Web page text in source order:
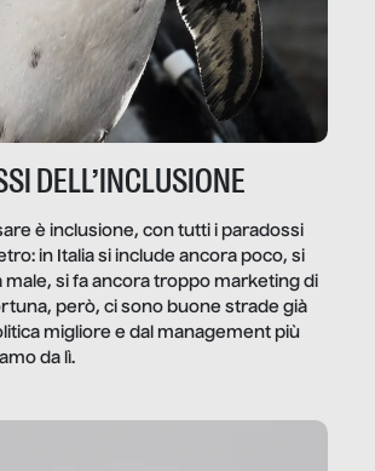
DELL’INCLUSIONE
è inclusione, con tutti i paradossi
in Italia si include ancora poco, si
male, si fa ancora troppo marketing di
però, ci sono buone strade già
migliore e dal management più
da lì.